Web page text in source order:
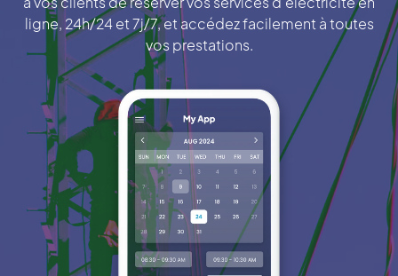
ligne, 24h/24 et 7j/7, et accédez facilement à toutes
vos prestations.